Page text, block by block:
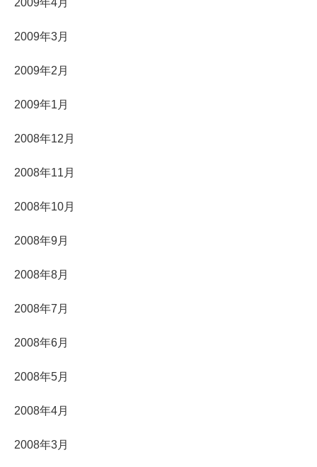
2009年4月
2009年3月
2009年2月
2009年1月
2008年12月
2008年11月
2008年10月
2008年9月
2008年8月
2008年7月
2008年6月
2008年5月
2008年4月
2008年3月